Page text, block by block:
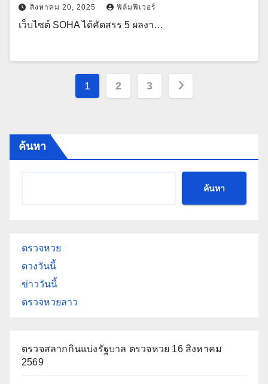
สิงหาคม 20, 2025 ฟิล์มฟีเวอร์
เว็บไซต์ SOHA ได้คัดสรร 5 ผลงา…
Posts
1 2 3
ค้นหา
ค้นหา
ตรวจหวย
ดวงวันนี้
ข่าววันนี้
ตรวจหวยลาว
ตรวจสลากกินแบ่งรัฐบาล ตรวจหวย 16 สิงหาคม
2569